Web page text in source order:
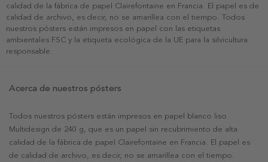
calidad de la fábrica de papel Clairefontaine en Francia. El papel es de
calidad de archivo, es decir, no se amarillea con el tiempo. Todos
nuestros pósters están impresos en papel con las etiquetas
ambientales FSC y la etiqueta ecológica de la UE para la silvicultura
responsable.
Acerca de nuestros pósters
Todos nuestros pósters están impresos en papel blanco liso
Multidesign de 240 g, que es un papel sin recubrimiento de alta
calidad de la fábrica de papel Clairefontaine en Francia. El papel es
de calidad de archivo, es decir, no se amarillea con el tiempo.